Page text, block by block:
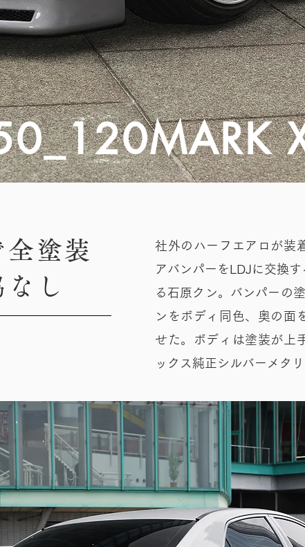
全塗装
し
社外のハーフエアロが装
アバンパーをLDJに交換
る石原クン。バンパーの
ンをボディ同色、奥の面
せた。ボディは塗装が上
ックス純正シルバーメタ